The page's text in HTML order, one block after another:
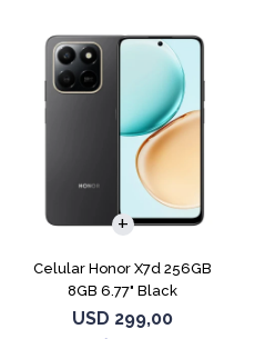
Celular Honor X7d 256GB
8GB 6.77" Black
USD 299,00
COMPARAR